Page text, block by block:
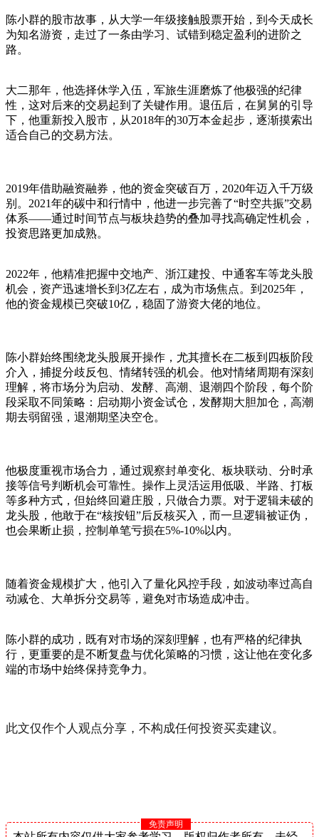
陈小群的股市故事，从大学一年级接触股票开始，到今天成长
为知名游资，走过了一条由学习、试错到稳定盈利的进阶之
路。
大二那年，他选择休学入伍，军旅生涯磨炼了他极强的纪律
性，这对后来的交易起到了关键作用。退伍后，在舅舅的引导
下，他重新投入股市，从2018年的30万本金起步，逐渐摸索出
适合自己的交易方法。
2019年借助融资融券，他的资金突破百万，2020年迈入千万级
别。2021年的碳中和行情中，他进一步完善了“时空共振”交易
体系——通过时间节点与板块趋势的叠加寻找高确定性机会，
投资思路更加成熟。
2022年，他精准把握中交地产、浙江建投、中通客车等龙头股
机会，资产迅速增长到3亿左右，成为市场焦点。到2025年，
他的资金规模已突破10亿，稳固了游资大佬的地位。
陈小群始终围绕龙头股展开操作，尤其擅长在二板到四板阶段
介入，捕捉分歧反包、情绪转强的机会。他对情绪周期有深刻
理解，将市场分为启动、发酵、高潮、退潮四个阶段，每个阶
段采取不同策略：启动期小资金试仓，发酵期大胆加仓，高潮
期去弱留强，退潮期坚决空仓。
他极度重视市场合力，通过观察封单变化、板块联动、分时承
接等信号判断机会可靠性。操作上灵活运用低吸、半路、打板
等多种方式，但始终回避庄股，只做合力票。对于逻辑未破的
龙头股，他敢于在“核按钮”后反核买入，而一旦逻辑被证伪，
也会果断止损，控制单笔亏损在5%-10%以内。
随着资金规模扩大，他引入了量化风控手段，如波动率过高自
动减仓、大单拆分交易等，避免对市场造成冲击。
陈小群的成功，既有对市场的深刻理解，也有严格的纪律执
行，更重要的是不断复盘与优化策略的习惯，这让他在变化多
端的市场中始终保持竞争力。
此文仅作个人观点分享，不构成任何投资买卖建议。
免责声明